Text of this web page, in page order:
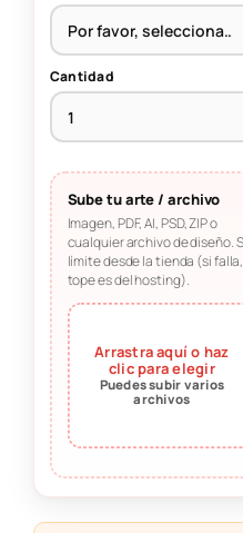
Cantidad
Sube tu arte / archivo
Imagen, PDF, AI, PSD, ZIP o
cualquier archivo de diseño.
límite desde la tienda (si
tope es del hosting).
Arrastra aquí o haz
clic para elegir
Puedes subir varios
archivos